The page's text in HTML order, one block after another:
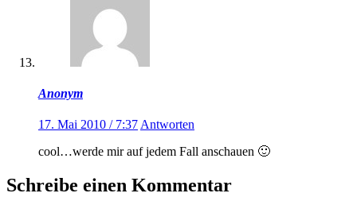
Anonym
17. Mai 2010 / 7:37Antworten
cool…werde mir auf jedem Fall anschauen 🙂
Schreibe einen Kommentar